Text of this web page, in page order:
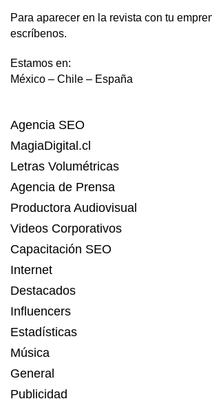
Para aparecer en la revista con tu
escríbenos.
Estamos en:
México – Chile – España
Agencia SEO
MagiaDigital.cl
Letras Volumétricas
Agencia de Prensa
Productora Audiovisual
Videos Corporativos
Capacitación SEO
Internet
Destacados
Influencers
Estadísticas
Música
General
Publicidad